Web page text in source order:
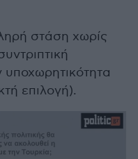
στάση χωρίς
υποχωρητικότητα
επιλογή).